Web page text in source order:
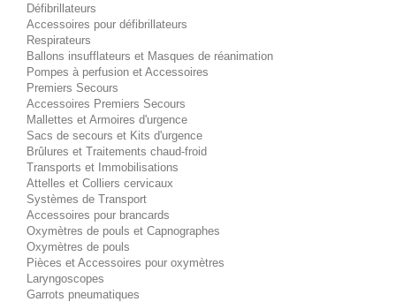
Défibrillateurs
Accessoires pour défibrillateurs
Respirateurs
Ballons insufflateurs et Masques de réanimation
Pompes à perfusion et Accessoires
Premiers Secours
Accessoires Premiers Secours
Mallettes et Armoires d'urgence
Sacs de secours et Kits d'urgence
Brûlures et Traitements chaud-froid
Transports et Immobilisations
Attelles et Colliers cervicaux
Systèmes de Transport
Accessoires pour brancards
Oxymètres de pouls et Capnographes
Oxymètres de pouls
Pièces et Accessoires pour oxymètres
Laryngoscopes
Garrots pneumatiques